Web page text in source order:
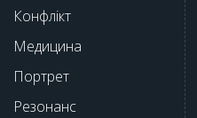
Конфлікт
Медицина
Портрет
Резонанс